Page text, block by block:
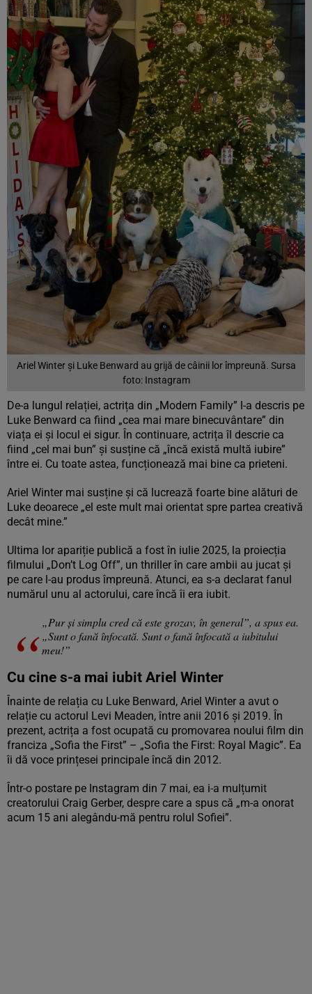
Ariel Winter și Luke Benward au grijă de câinii lor împreună. Sursa
foto: Instagram
De-a lungul relației, actrița din „Modern Family” l-a descris pe
Luke Benward ca fiind „cea mai mare binecuvântare” din
viața ei și locul ei sigur. În continuare, actrița îl descrie ca
fiind „cel mai bun” și susține că „încă există multă iubire”
între ei. Cu toate astea, funcționează mai bine ca prieteni.
Ariel Winter mai susține și că lucrează foarte bine alături de
Luke deoarece „el este mult mai orientat spre partea creativă
decât mine.”
Ultima lor apariție publică a fost în iulie 2025, la proiecția
filmului „Don’t Log Off”, un thriller în care ambii au jucat și
pe care l-au produs împreună. Atunci, ea s-a declarat fanul
numărul unu al actorului, care încă îi era iubit.
„Pur și simplu cred că este grozav, în general”, a spus ea.
„Sunt o fană înfocată. Sunt o fană înfocată a iubitului
meu!”
Cu cine s-a mai iubit Ariel Winter
Înainte de relația cu Luke Benward, Ariel Winter a avut o
relație cu actorul Levi Meaden, între anii 2016 și 2019. În
prezent, actrița a fost ocupată cu promovarea noului film din
franciza „Sofia the First” – „Sofia the First: Royal Magic”. Ea
îi dă voce prințesei principale încă din 2012.
Într-o postare pe Instagram din 7 mai, ea i-a mulțumit
creatorului Craig Gerber, despre care a spus că „m-a onorat
acum 15 ani alegându-mă pentru rolul Sofiei”.